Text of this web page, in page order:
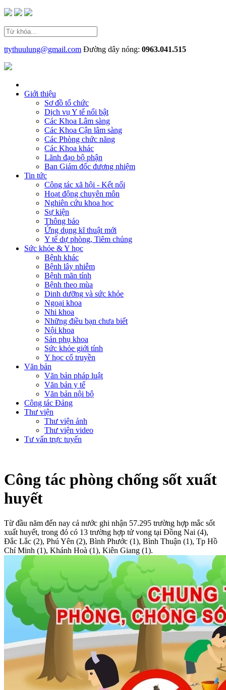
ttythuulung@gmail.com Đường dây nóng: 0963.041.515
Giới thiệu
Sơ đồ tổ chức
Dịch vụ Y tế nổi bật
Các Khoa Lâm sàng
Các Khoa Cận lâm sàng
Các Phòng chức năng
Các Khoa khác
Lãnh đạo bộ phận
Ban Giám đốc đương nhiệm
Tin tức
Công tác xã hội - Kết nối
Hoạt động chuyên môn
Nghiên cứu khoa học
Sự kiện
Thông báo
Ứng dụng kĩ thuật mới
Y tế dự phòng, Tiêm chủng
Sức khỏe & Y học
Bệnh khác
Bệnh lây nhiễm
Bệnh mãn tính
Bệnh theo mùa
Dinh dưỡng và sức khỏe
Ngoại khoa
Nhi khoa
Những điều bạn chưa biết
Nội khoa
Sản phụ khoa
Sức khỏe giới tính
Y học cổ truyền
Văn bản
Văn bản pháp luật
Văn bản y tế
Văn bản nội bộ
Công tác Đảng
Thư viện
Thư viện ảnh
Thư viện video
Tư vấn trực tuyến
Công tác phòng chống sốt xuất
huyết
Từ đầu năm đến nay cả nước ghi nhận 57.295 trường hợp mắc sốt
xuất huyết, trong đó có 13 trường hợp tử vong tại Đồng Nai (4),
Đắc Lắc (2), Phú Yên (2), Bình Phước (1), Bình Thuận (1), Tp Hồ
Chí Minh (1), Khánh Hoà (1), Kiên Giang (1).